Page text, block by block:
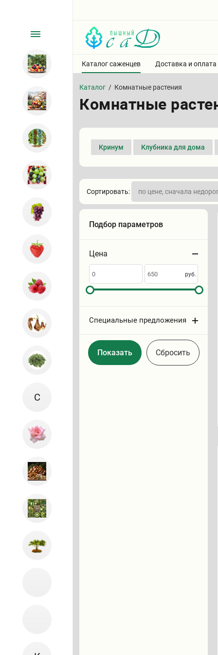
С
Каталог саженцев Доставка и оплата
Каталог / Комнатные растения
Комнатные
Кринум Клубника для дома
Сортировать:
Подбор параметров
Цена
Сортировать
по
руб.
Специальные предложения
Cбросить